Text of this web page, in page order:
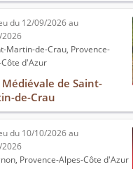
du 12/09/2026 au
Martin-de-Crau, Provence-
d'Azur
Médiévale de Saint-
de-Crau
du 10/10/2026 au
Provence-Alpes-Côte d'Azur